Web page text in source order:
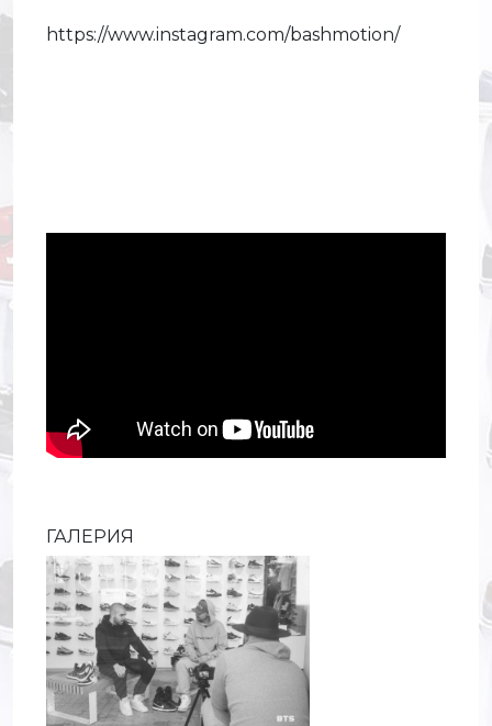
https://www.instagram.com/bashmotion/
ГАЛЕРИЯ